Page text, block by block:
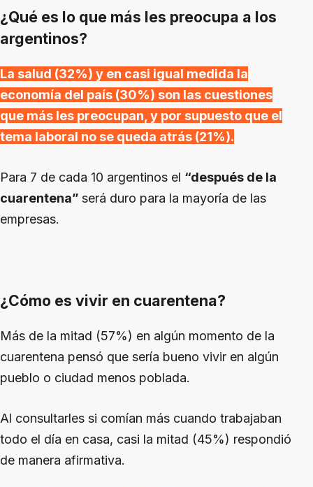
¿Qué es lo que más les preocupa a los
argentinos?
La salud (32%) y en casi igual medida la
economía del país (30%) son las cuestiones
que más les preocupan, y por supuesto que el
tema laboral no se queda atrás (21%).
Para 7 de cada 10 argentinos el “después de la
cuarentena” será duro para la mayoría de las
empresas.
¿Cómo es vivir en cuarentena?
Más de la mitad (57%) en algún momento de la
cuarentena pensó que sería bueno vivir en algún
pueblo o ciudad menos poblada.
Al consultarles si comían más cuando trabajaban
todo el día en casa, casi la mitad (45%) respondió
de manera afirmativa.